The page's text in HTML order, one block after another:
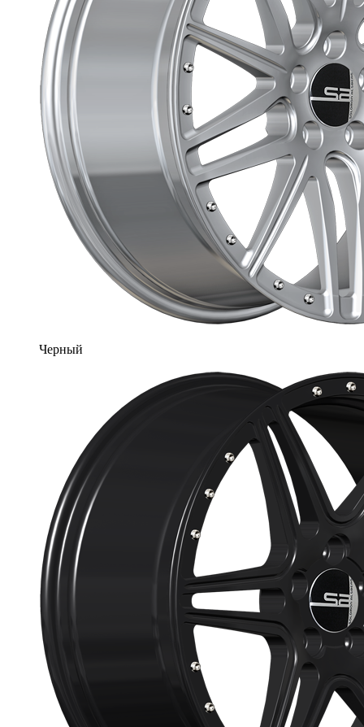
Черный